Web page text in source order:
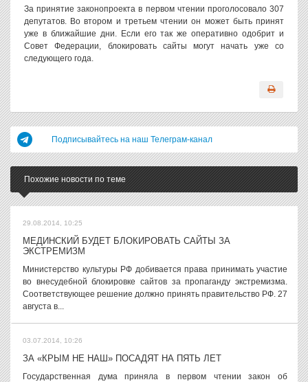
За принятие законопроекта в первом чтении проголосовало 307
депутатов. Во втором и третьем чтении он может быть принят
уже в ближайшие дни. Если его так же оперативно одобрит и
Совет Федерации, блокировать сайты могут начать уже со
следующего года.
Подписывайтесь на наш Телеграм-канал
Похожие новости по теме
29.08.2014, 10:25
МЕДИНСКИЙ БУДЕТ БЛОКИРОВАТЬ САЙТЫ ЗА
ЭКСТРЕМИЗМ
Министерство культуры РФ добивается права принимать участие
во внесудебной блокировке сайтов за пропаганду экстремизма.
Соответствующее решение должно принять правительство РФ. 27
августа в...
03.07.2014, 10:26
ЗА «КРЫМ НЕ НАШ» ПОСАДЯТ НА ПЯТЬ ЛЕТ
Государственная дума приняла в первом чтении закон об